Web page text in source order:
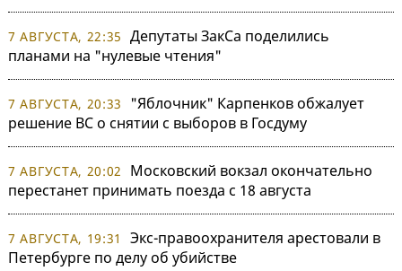
7 АВГУСТА, 22:35 Депутаты ЗакСа поделились
планами на "нулевые чтения"
7 АВГУСТА, 20:33
"Яблочник" Карпенков обжалует
решение ВС о снятии с выборов в Госдуму
7 АВГУСТА, 20:02
Московский вокзал окончательно
перестанет принимать поезда с 18 августа
7 АВГУСТА, 19:31
Экс-правоохранителя арестовали в
Петербурге по делу об убийстве